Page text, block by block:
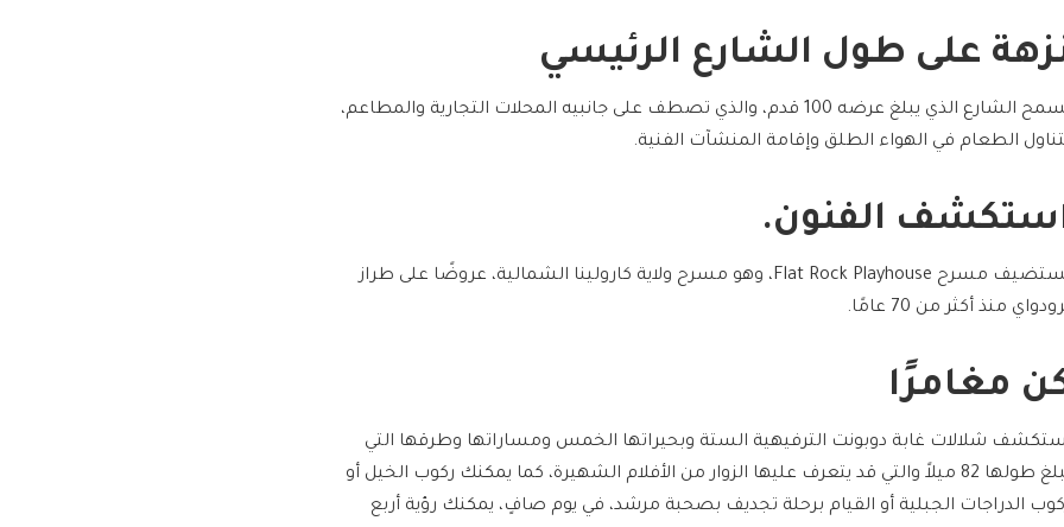
على طول الشارع الرئيسي
يسمح الشارع الذي يبلغ عرضه 100 قدم، والذي تصطف على جانبيه المحلات التجارية والمطاعم،
الطعام في الهواء الطلق وإقامة المنشآت الفنية.
الفنون.
يستضيف مسرح Flat Rock Playhouse، وهو مسرح ولاية كارولينا الشمالية، عروضًا على طراز
منذ أكثر من 70 عامًا.
مغامرًا
شلالات غابة دوبونت الترفيهية الستة وبحيراتها الخمس ومساراتها وطرقها التي
يبلغ طولها 82 ميلاً والتي قد يتعرف عليها الزوار من الأفلام الشهيرة، كما يمكنك ركوب الخيل أو
الدراجات الجبلية أو القيام برحلة تجديف بصحبة مرشد، في يوم صافٍ، يمكنك رؤية أربع